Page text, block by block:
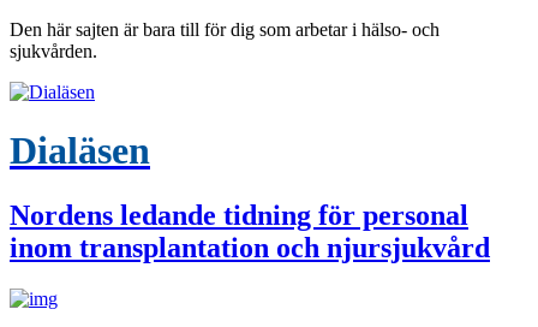
Den här sajten är bara till för dig som arbetar i hälso- och
sjukvården.
Dialäsen
Nordens ledande tidning för personal
inom transplantation och njursjukvård